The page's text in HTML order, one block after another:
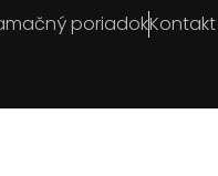
poriadokKontakt